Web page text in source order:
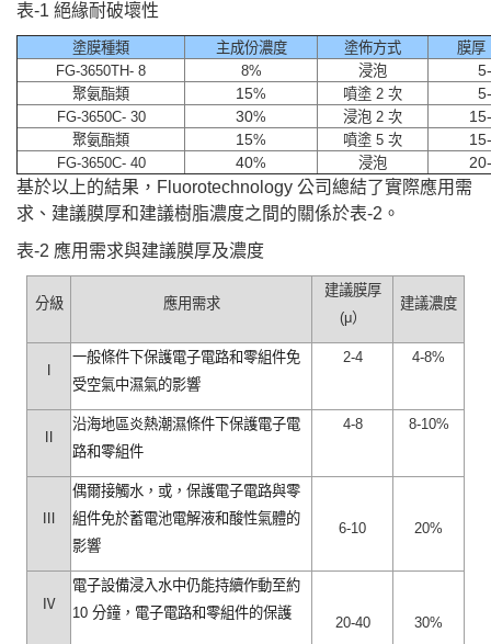
表-1 絕緣耐破壞性
塗膜種類 主成份濃度 塗佈方式 膜厚
FG-3650TH- 8 8% 浸泡
聚氨酯類 15% 噴塗 2 次
FG-3650C- 30 30% 浸泡 2 次
聚氨酯類 15% 噴塗 5 次
FG-3650C- 40 40% 浸泡
基於以上的結果，Fluorotechnology 公司總結了實際應用需
求、建議膜厚和建議樹脂濃度之間的關係於表-2。
表-2 應用需求與建議膜厚及濃度
分級 應用需求
建議膜厚
(μ）
建議濃度
一般條件下保護電子電路和零組件免
受空氣中濕氣的影響
2-4 4-8%
沿海地區炎熱潮濕條件下保護電子電
路和零組件
4-8 8-10%
偶爾接觸水，或，保護電子電路與零
組件免於蓄電池電解液和酸性氣體的
影響
6-10 20%
Ⅳ
電子設備浸入水中仍能持續作動至約
10 分鐘，電子電路和零組件的保護
20-40 30%